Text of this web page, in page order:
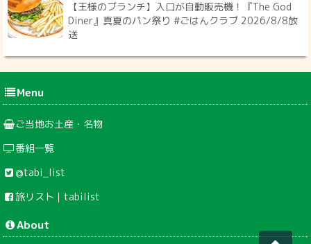
【王様のブランチ】入口が自動販売機！『The God
Diner』真夏のパン祭り #ごはんクラブ 2026/8/8放
送
Menu
ご当地お土産・名物
番組一覧
@tabi_list
旅リスト｜tabilist
About